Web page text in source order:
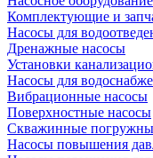
Комплектующие и
Насосы для
Дренажные насосы
Установки
Насосы для
Вибрационные насосы
Поверхностные насосы
Скважинные
Насосы повышения